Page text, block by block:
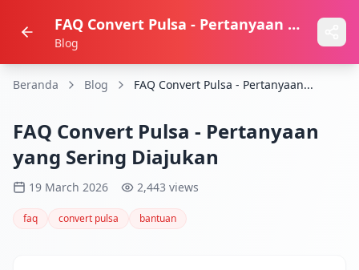
FAQ Convert Pulsa - Pertanyaan yang Sering Diajukan
Blog
Beranda Blog FAQ Convert Pulsa - Pertanyaan...
FAQ Convert Pulsa - Pertanyaan
yang Sering Diajukan
19 March 2026 2,443 views
faq convert pulsa bantuan